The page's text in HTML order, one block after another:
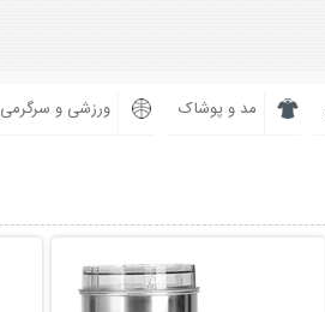
مد و پوشاک ورزشی و سرگرمی